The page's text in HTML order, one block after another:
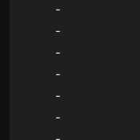
-
-
-
-
-
-